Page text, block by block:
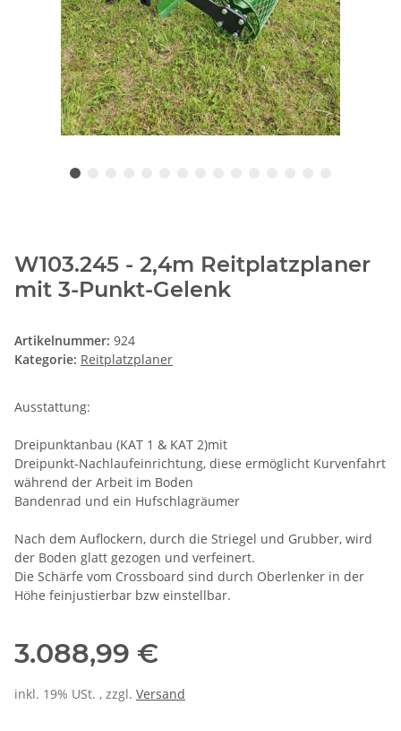
W103.245 - 2,4m Reitplatzplaner
mit 3-Punkt-Gelenk
Artikelnummer: 924
Kategorie: Reitplatzplaner
Ausstattung:
Dreipunktanbau (KAT 1 & KAT 2)mit
Dreipunkt-Nachlaufeinrichtung, diese ermöglicht Kurvenfahrt
während der Arbeit im Boden
Bandenrad und ein Hufschlagräumer
Nach dem Auflockern, durch die Striegel und Grubber, wird
der Boden glatt gezogen und verfeinert.
Die Schärfe vom Crossboard sind durch Oberlenker in der
Höhe feinjustierbar bzw einstellbar.
3.088,99 €
inkl. 19% USt. , zzgl. Versand